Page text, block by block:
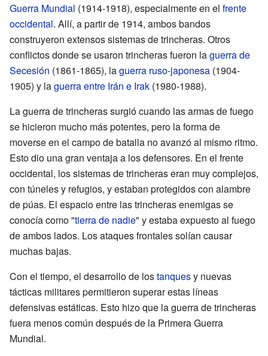
Guerra Mundial (1914-1918), especialmente en el frente
occidental. Allí, a partir de 1914, ambos bandos
construyeron extensos sistemas de trincheras. Otros
conflictos donde se usaron trincheras fueron laguerra de
Secesión (1861-1865), laguerra ruso-japonesa (1904-
1905) y laguerra entre Irán e Irak (1980-1988).
La guerra de trincheras surgió cuando las armas de fuego
se hicieron mucho más potentes, pero la forma de
moverse en el campo de batalla no avanzó al mismo ritmo.
Esto dio una gran ventaja a los defensores. En el frente
occidental, los sistemas de trincheras eran muy complejos,
con túneles y refugios, y estaban protegidos con alambre
de púas. El espacio entre las trincheras enemigas se
conocía como "tierra de nadie" y estaba expuesto al fuego
de ambos lados. Los ataques frontales solían causar
muchas bajas.
Con el tiempo, el desarrollo de lostanquesy nuevas
tácticas militares permitieron superar estas líneas
defensivas estáticas. Esto hizo que la guerra de trincheras
fuera menos común después de la Primera Guerra
Mundial.